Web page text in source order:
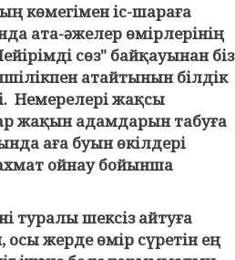
көмегімен іс-шараға
ата-әжелер өмірлерінің
сөз" байқауынан біз
атайтынын білдік
Немерелері жақсы
жақын адамдарын табуға
аға буын өкілдері
ойнау бойынша
туралы шексіз айтуға
осы жерде өмір сүретін ең